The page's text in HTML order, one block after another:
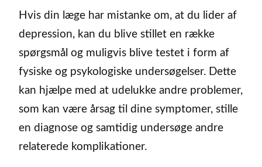
Hvis din læge har mistanke om, at du lider af
depression, kan du blive stillet en række
spørgsmål og muligvis blive testet i form af
fysiske og psykologiske undersøgelser. Dette
kan hjælpe med at udelukke andre problemer,
som kan være årsag til dine symptomer, stille
en diagnose og samtidig undersøge andre
relaterede komplikationer.